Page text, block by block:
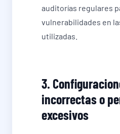
auditorías regulares
vulnerabilidades en
utilizadas.
3.
incorrectas o
excesivos